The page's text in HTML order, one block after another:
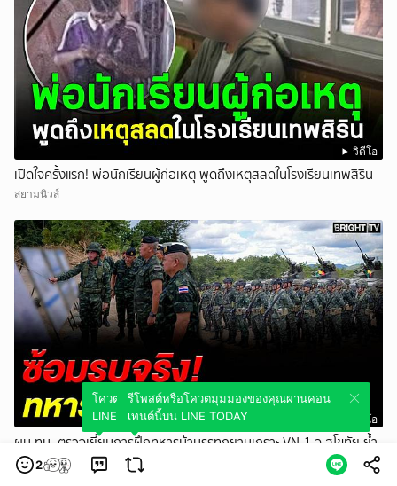
วิดีโอ
เปิดใจครั้งแรก! พ่อนักเรียนผู้ก่อเหตุ พูดถึงเหตุสลดในโรงเรียนเทพสิริน
สยามนิวส์
วิดีโอ
ผบ.ทบ. ตรวจเยี่ยมการฝึกทหารม้าบรรทุกยานเกราะ VN-1 จ.สุโขทัย ย้ำ
สร้างความพร้อมรับมือทุกสถานการณ์
2
โควตมุมมองของคุณผ่านคอนเทนต์นี้บน
LINE TODAY
รีโพสต์หรือโควตมุมมองของคุณผ่านคอน
เทนต์นี้บน LINE TODAY